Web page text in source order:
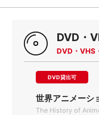
DVD・
DVD・VHS
DVD貸出可
世界アニメーシ
The History of